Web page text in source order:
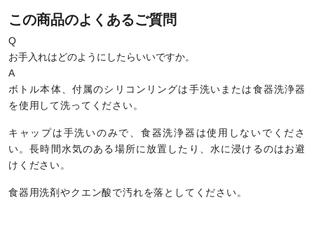
この商品のよくあるご質問
Q
お手入れはどのようにしたらいいですか。
A
ボトル本体、付属のシリコンリングは手洗いまたは食器洗浄器
を使用して洗ってください。
キャップは手洗いのみで、食器洗浄器は使用しないでくださ
い。長時間水気のある場所に放置したり、水に浸けるのはお避
けください。
食器用洗剤やクエン酸で汚れを落としてください。